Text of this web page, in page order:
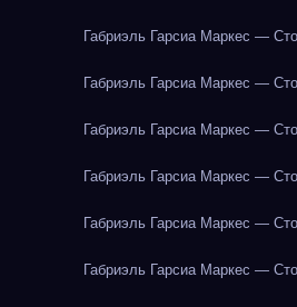
Габриэль Гарсиа Маркес —
Габриэль Гарсиа Маркес —
Габриэль Гарсиа Маркес —
Габриэль Гарсиа Маркес —
Габриэль Гарсиа Маркес —
Габриэль Гарсиа Маркес —